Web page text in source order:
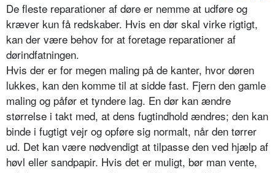
De fleste reparationer af døre er nemme at udføre og
kræver kun få redskaber. Hvis en dør skal virke rigtigt,
kan der være behov for at foretage reparationer af
dørindfatningen.
Hvis der er for megen maling på de kanter, hvor døren
lukkes, kan den komme til at sidde fast. Fjern den gamle
maling og påfør et tyndere lag. En dør kan ændre
størrelse i takt med, at dens fugtindhold ændres; den kan
binde i fugtigt vejr og opføre sig normalt, når den tørrer
ud. Det kan være nødvendigt at tilpasse den ved hjælp af
høvl eller sandpapir. Hvis det er muligt, bør man vente,